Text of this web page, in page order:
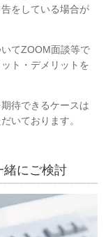
をしている場合が
てZOOM面談等で
ト・デメリットを
待できるケースは
いております。
緒にご検討